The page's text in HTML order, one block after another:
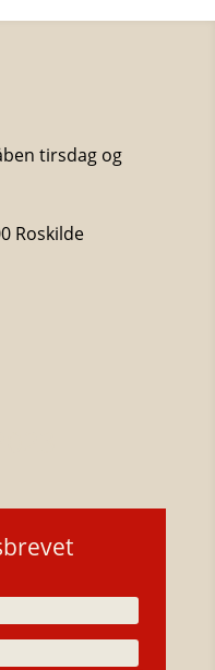
tirsdag og
Roskilde